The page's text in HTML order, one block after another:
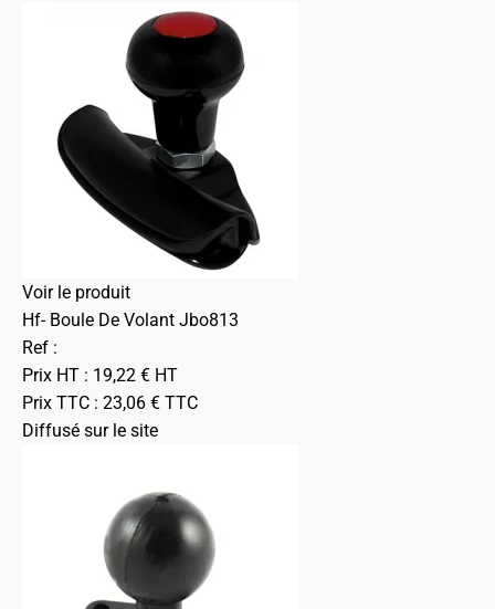
Voir le produit
Hf- Boule De Volant Jbo813
Ref :
Prix HT : 19,22 € HT
Prix TTC : 23,06 € TTC
Diffusé sur le site